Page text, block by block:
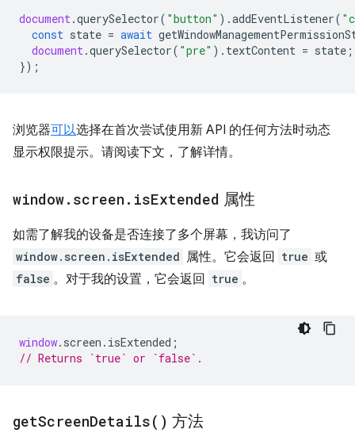
document.querySelector( "button" ).addEventListener(
const state = await
document.querySelector( "pre" ). textContent = state ;
});
浏览器可以选择在首次尝试使用新 API 的任何方法时动态
显示权限提示。请阅读下文，了解详情。
window. screen . isExtended 属性
如需了解我的设备是否连接了多个屏幕，我访问了
window.screen.isExtended 属性。它会返回 true 或
false 。对于我的设置，它会返回 true 。
window. screen . isExtended ;
// Returns `true` or `false`.
getScreenDetails( ) 方法